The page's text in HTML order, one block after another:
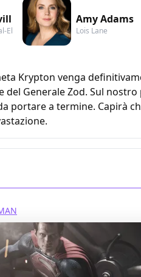
El
Amy Adams
Lois Lane
Krypton venga
del Generale Zod. Sul
portare a termine. Capirà